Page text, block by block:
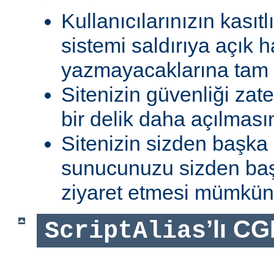
Kullanıcılarınızın
sistemi saldırıya açık
yazmayacaklarına
Sitenizin güvenliği
bir delik daha
Sitenizin sizden başka
sunucunuzu sizden
ziyaret etmesi
ScriptAlias’lı